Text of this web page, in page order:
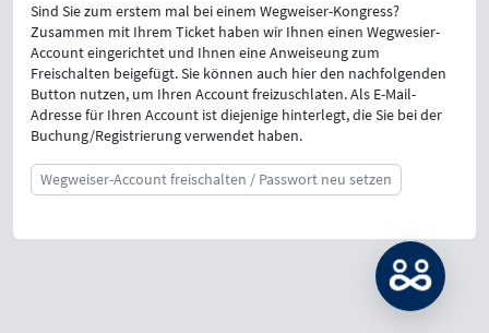
Sind Sie zum erstem mal bei einem Wegweiser-Kongress?
Zusammen mit Ihrem Ticket haben wir Ihnen einen Wegwesier-
Account eingerichtet und Ihnen eine Anweiseung zum
Freischalten beigefügt. Sie können auch hier den nachfolgenden
Button nutzen, um Ihren Account freizuschlaten. Als E-Mail-
Adresse für Ihren Account ist diejenige hinterlegt, die Sie bei der
Buchung/Registrierung verwendet haben.
Wegweiser-Account freischalten / Passwort neu setzen